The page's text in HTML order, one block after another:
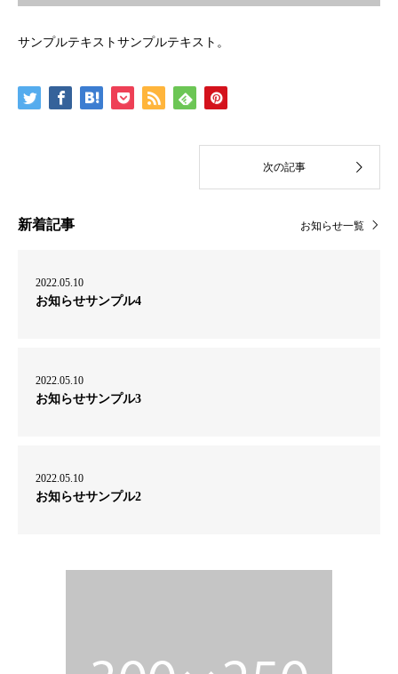
サンプルテキストサンプルテキスト。
新着記事 お知らせ一覧
2022.05.10
お知らせサンプル4
2022.05.10
お知らせサンプル3
2022.05.10
お知らせサンプル2